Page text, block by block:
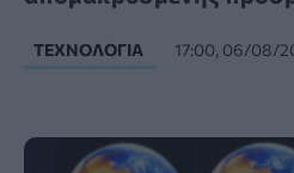
ΤΕΧΝΟΛΟΓΊΑ 17:00, 06/08/